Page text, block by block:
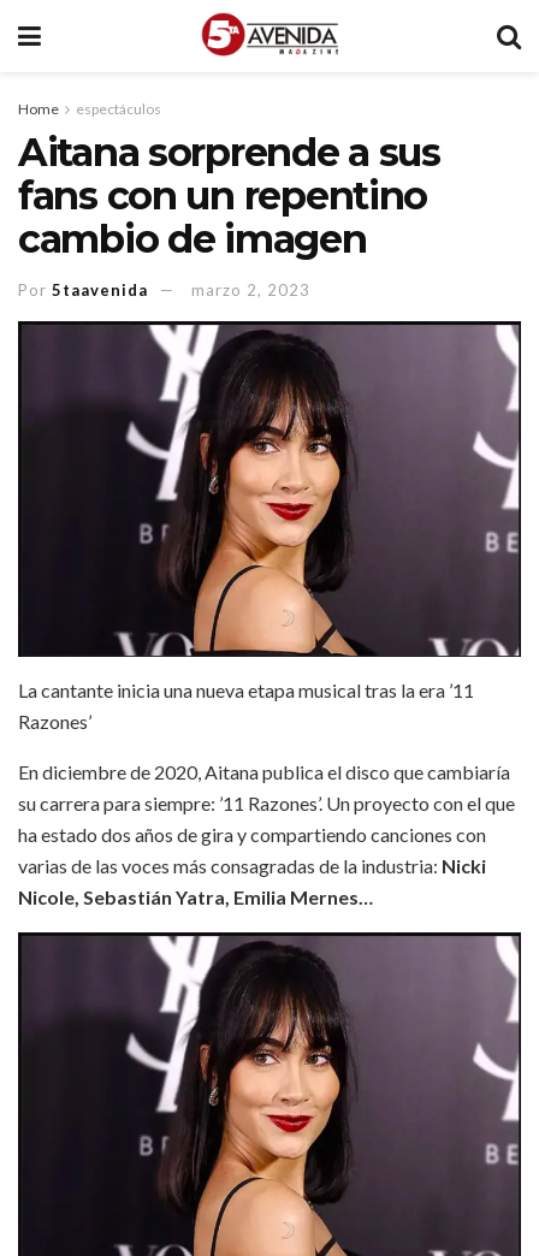
Home espectáculos
Aitana sorprende a sus
fans con un repentino
cambio de imagen
Por 5taavenida marzo 2, 2023
La cantante inicia una nueva etapa musical tras la era ’11
Razones’
En diciembre de 2020, Aitana publica el disco que cambiaría
su carrera para siempre: ’11 Razones’. Un proyecto con el que
ha estado dos años de gira y compartiendo canciones con
varias de las voces más consagradas de la industria: Nicki
Nicole, Sebastián Yatra, Emilia Mernes…